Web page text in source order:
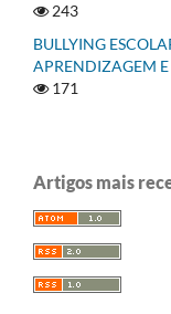
243
BULLYING
APRENDIZAGEM
171
Artigos mais